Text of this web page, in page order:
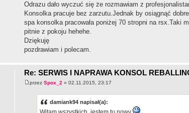
Odrazu dało wyczuć się że rozmawiam z
Konsolka pracuje bez zarzutu.Jednak by osiągnąć
spa konsolka pracowała poniżej 70 stropni na rsx.Taki
pitnie z pokoju hehehe.
Dziękuję
pozdrawiam i polecam.
Re: SERWIS I NAPRAWA KONSOL
przez Spox_2 » 02.11.2015, 23:17
damiank94 napisał(a):